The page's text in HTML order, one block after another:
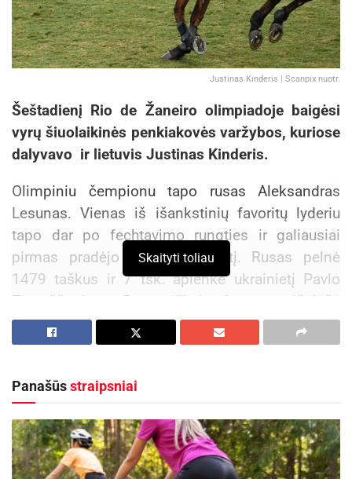
Justinas Kinderis | Scanpix nuotr.
Šeštadienį Rio de Žaneiro olimpiadoje baigėsi
vyrų šiuolaikinės penkiakovės varžybos, kuriose
dalyvavo ir lietuvis Justinas Kinderis.
Olimpiniu čempionu tapo rusas Aleksandras
Lesunas. Vienas iš išankstinių favoritų lyderiu
tapo dar po fechtavimo rungties ir galiausiai
pirmas pradėjo lemiamą rungtį. Rusas pelnė
1479 taškus ir 7 tšk. aplenkė ukrainietį Pavlo
Tymoščenko. Dramatiškai bronzą išplėšė
Meksikos atletas Ismaelis Marcelo Hernandezas
Uscanga. Jis surinko 1468 tšk. ir pateikė
24-erių metų A.Lesunas iki šiol olimpinių medalių
neturėjo. Pasaulio čempionu asmeninėse
varžybose jis tapo 2012 m. ir 2014 m.
Skaityti toliau
Panašūsstraipsniai